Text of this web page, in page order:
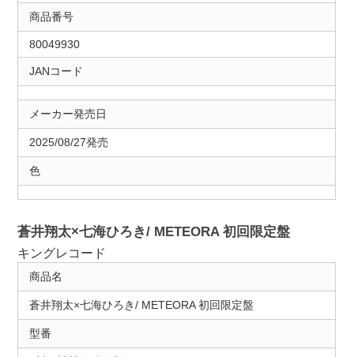
商品番号
80049930
JANコード
メーカー発売日
2025/08/27発売
色
蒼井翔太×七海ひろき/ METEORA 初回限定盤
キングレコード
商品名
蒼井翔太×七海ひろき/ METEORA 初回限定盤
型番